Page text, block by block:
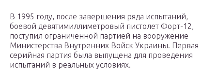
В 1995 году, после завершения ряда испытаний,
боевой девятимиллиметровый пистолет Форт-12,
поступил ограниченной партией на вооружение
Министерства Внутренних Войск Украины. Первая
серийная партия была выпущена для проведения
испытаний в реальных условиях.